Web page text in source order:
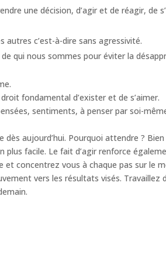
une décision, d’agir et de réagir, de
autres c’est-à-dire sans agressivité.
qui nous sommes pour éviter la
fondamental d’exister et de s’aimer.
sentiments, à penser par soi-
aujourd’hui. Pourquoi attendre ?
plus facile. Le fait d’agir renforce
et concentrez vous à chaque pas sur le
vers les résultats visés. Travaillez